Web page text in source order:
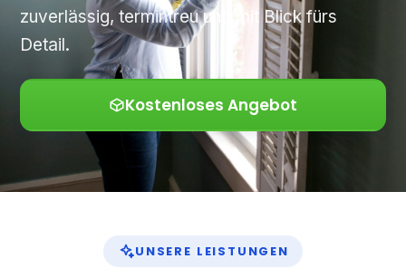
zuverlässig, termintreu und mit Blick fürs
Detail.
Kostenloses Angebot
UNSERE LEISTUNGEN